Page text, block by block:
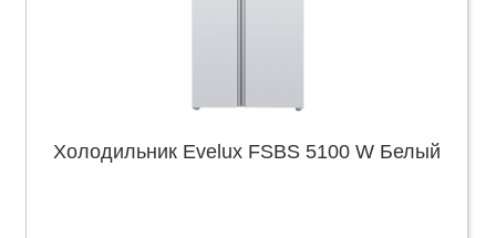
Холодильник Evelux FSBS 5100 W Белый